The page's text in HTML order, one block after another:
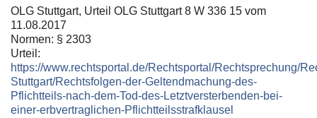
OLG Stuttgart, Urteil OLG Stuttgart 8 W 336 15 vom
11.08.2017
Normen: § 2303
Urteil:
https://www.rechtsportal.de/Rechtsportal/Rechtsprechung/
Stuttgart/Rechtsfolgen-der-Geltendmachung-des-
Pflichtteils-nach-dem-Tod-des-Letztversterbenden-bei-
einer-erbvertraglichen-Pflichtteilsstrafklausel